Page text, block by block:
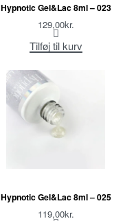
Hypnotic Gel&Lac 8ml – 023
129,00kr.
Tilføj til kurv
Hypnotic Gel&Lac 8ml – 025
119,00kr.